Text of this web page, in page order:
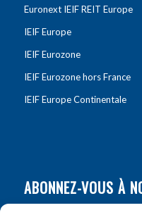
Euronext IEIF REIT Europe
IEIF Europe
IEIF Eurozone
IEIF Eurozone hors France
IEIF Europe Continentale
ABONNEZ-VOUS À